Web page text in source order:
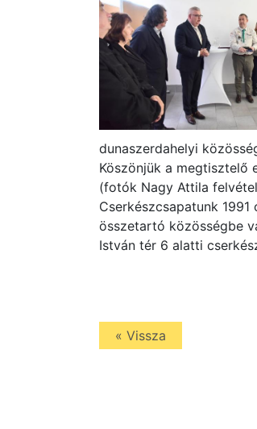
dunaszerdahelyi
Köszönjük a megtisztelő
(fotók Nagy Attila
Cserkészcsapatunk
összetartó közösségbe
István tér 6 alatti
« Vissza